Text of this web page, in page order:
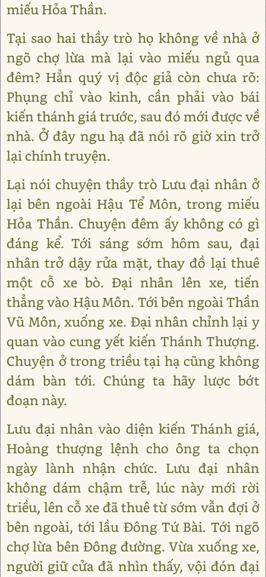
miếu Hỏa Thần.
Tại sao hai thầy trò họ không về nhà ở
ngõ chợ lừa mà lại vào miếu ngủ qua
đêm? Hẳn quý vị độc giả còn chưa rõ:
Phụng chỉ vào kinh, cần phải vào bái
kiến thánh giá trước, sau đó mới được về
nhà. Ở đây ngu hạ đã nói rõ giờ xin trở
lại chính truyện.
Lại nói chuyện thầy trò Lưu đại nhân ở
lại bên ngoài Hậu Tể Môn, trong miếu
Hỏa Thần. Chuyện đêm ấy không có gì
đáng kể. Tới sáng sớm hôm sau, đại
nhân trở dậy rửa mặt, thay đồ lại thuê
một cỗ xe bò. Đại nhân lên xe, tiến
thẳng vào Hậu Môn. Tới bên ngoài Thần
Vũ Môn, xuống xe. Đại nhân chỉnh lại y
quan vào cung yết kiến Thánh Thượng.
Chuyện ở trong triều tại hạ cũng không
dám bàn tới. Chúng ta hãy lược bớt
đoạn này.
Lưu đại nhân vào diện kiến Thánh giá,
Hoàng thượng lệnh cho ông ta chọn
ngày lành nhận chức. Lưu đại nhân
không dám chậm trễ, lúc này mới rời
triều, lên cỗ xe đã thuê từ sớm vẫn đợi ở
bên ngoài, tới lầu Đông Tứ Bài. Tới ngõ
chợ lừa bên Đông đường. Vừa xuống xe,
người giữ cửa đã nhìn thấy, vội đón đại